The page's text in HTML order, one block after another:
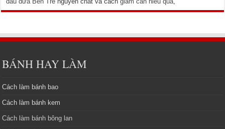
BÁNH HAY LÀM
Cách làm bánh bao
Cách làm bánh kem
Cách làm bánh bông lan